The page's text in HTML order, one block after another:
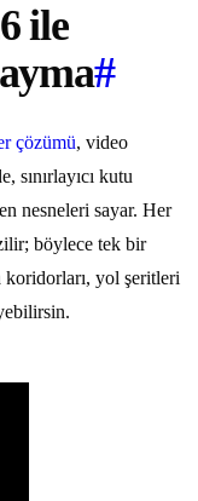
ile
#
çözümü, video
sınırlayıcı kutu
nesneleri sayar. Her
böylece tek bir
koridorları, yol şeritleri